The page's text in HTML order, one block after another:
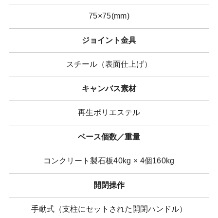
75×75(mm)
ジョイント金具
スチール（表面仕上げ）
キャンバス素材
再生ポリエステル
ベース個数／重量
コンクリート製石板40kg × 4個160kg
開閉操作
手動式（支柱にセットされた開閉ハンドル）